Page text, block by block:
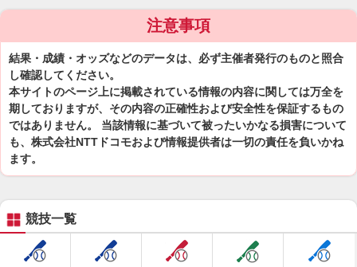
注意事項
結果・成績・オッズなどのデータは、必ず主催者発行のものと照合
し確認してください。
本サイトのページ上に掲載されている情報の内容に関しては万全を
期しておりますが、その内容の正確性および安全性を保証するもの
ではありません。 当該情報に基づいて被ったいかなる損害について
も、株式会社NTTドコモおよび情報提供者は一切の責任を負いかね
ます。
競技一覧